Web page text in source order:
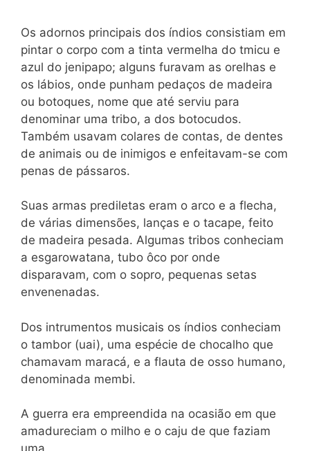
Os adornos principais dos índios consistiam em
pintar o corpo com a tinta vermelha do tmicu e
azul do jenipapo; alguns furavam as orelhas e
os lábios, onde punham pedaços de madeira
ou botoques, nome que até serviu para
denominar uma tribo, a dos botocudos.
Também usavam colares de contas, de dentes
de animais ou de inimigos e enfeitavam-se com
penas de pássaros.
Suas armas prediletas eram o arco e a flecha,
de várias dimensões, lanças e o tacape, feito
de madeira pesada. Algumas tribos conheciam
a esgarowatana, tubo ôco por onde
disparavam, com o sopro, pequenas setas
envenenadas.
Dos intrumentos musicais os índios conheciam
o tambor (uai), uma espécie de chocalho que
chamavam maracá, e a flauta de osso humano,
denominada membi.
A guerra era empreendida na ocasião em que
amadureciam o milho e o caju de que faziam